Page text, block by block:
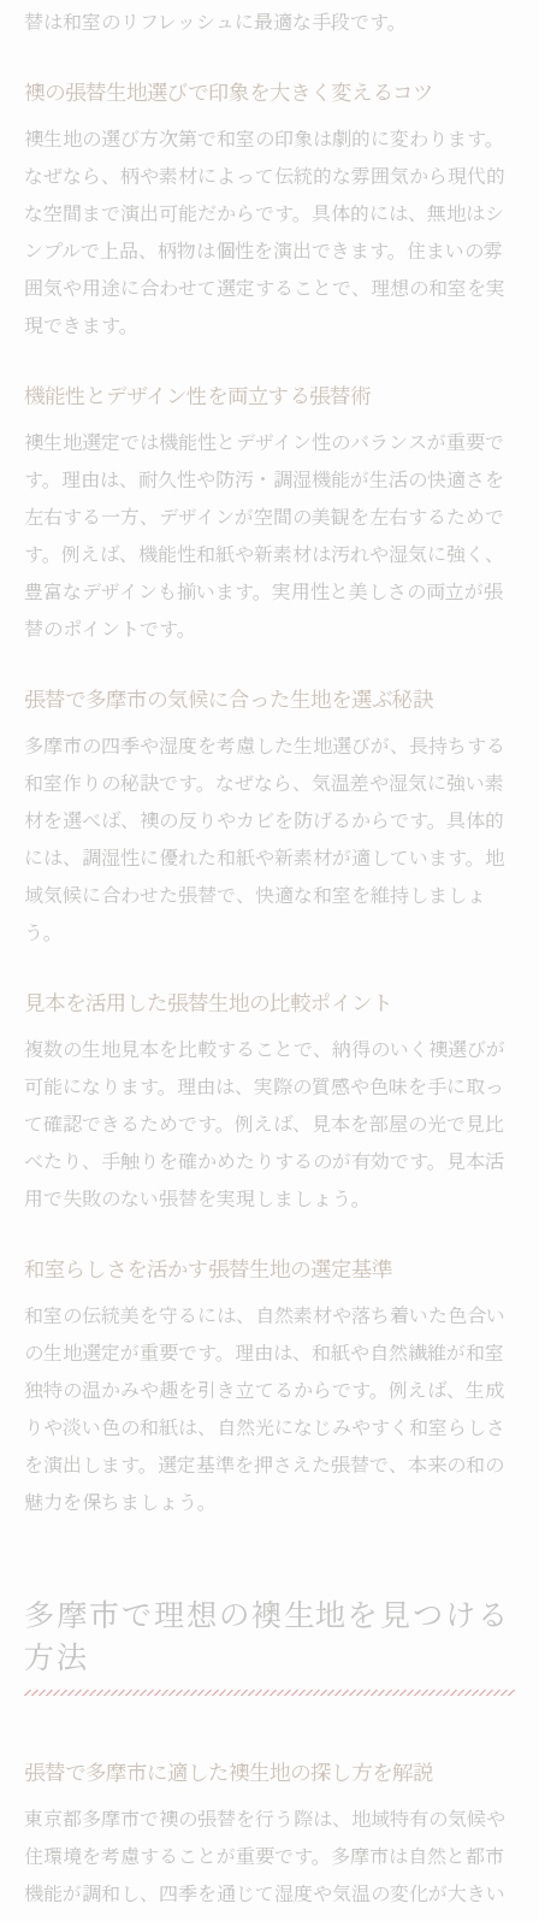
多摩市の気候を考慮した張替生地の選定法
張替に適した襖生地の特徴とは何か
張替で重視すべき襖生地の耐久性と機能性
和室に映える張替生地の風合いや質感の違
い
多摩市の暮らしに合う張替生地の特徴を紹
介
ト
伝統と新素材の張替生地を比較するポイン
張替で人気の高い襖生地の特長を解説
暮らしに合う襖生地を選ぶための秘訣
張替で家族構成に合った襖生地を選ぶコツ
ペットや子供がいても安心な張替生地の選
ライフスタイル別の張替生地選びのポイン
ト
和室を活かす張替生地の活用方法を解説
張替で暮らしやすさを高める生地選定の工
夫
実用性と美観を両立する張替生地の選び方
張替で傷や汚れに強い襖生地を選ぶ基準
アレルギー対策にも役立つ張替生地の工夫
安全性重視の張替生地で和室を快適に保つ
子供部屋やペット対応の張替生地を紹介
張替で長持ちする安心素材の選び方
家族みんなが安心できる張替生地の選定法
多摩市で人気の張替生地を使った実例紹介
失敗しない張替のための体験談から学ぶコ
ツ
張替による和室の変化と満足度の実際
専門家の張替体験談に学ぶ選定ポイント
張替で選べる和紙と新素材のメリット比較
る
張替生地の素材別に見る耐久性と手入れ法
和紙、織物、新素材の張替選定ポイント
素材ごとの張替生地を選ぶ際の注意点
替は和室のリフレッシュに最適な手段です。
襖の張替生地選びで印象を大きく変えるコツ
襖生地の選び方次第で和室の印象は劇的に変わります。
なぜなら、柄や素材によって伝統的な雰囲気から現代的
な空間まで演出可能だからです。具体的には、無地はシ
ンプルで上品、柄物は個性を演出できます。住まいの雰
囲気や用途に合わせて選定することで、理想の和室を実
現できます。
機能性とデザイン性を両立する張替術
襖生地選定では機能性とデザイン性のバランスが重要で
す。理由は、耐久性や防汚・調湿機能が生活の快適さを
左右する一方、デザインが空間の美観を左右するためで
す。例えば、機能性和紙や新素材は汚れや湿気に強く、
豊富なデザインも揃います。実用性と美しさの両立が張
替のポイントです。
張替で多摩市の気候に合った生地を選ぶ秘訣
多摩市の四季や湿度を考慮した生地選びが、長持ちする
和室作りの秘訣です。なぜなら、気温差や湿気に強い素
材を選べば、襖の反りやカビを防げるからです。具体的
には、調湿性に優れた和紙や新素材が適しています。地
域気候に合わせた張替で、快適な和室を維持しましょ
う。
見本を活用した張替生地の比較ポイント
複数の生地見本を比較することで、納得のいく襖選びが
可能になります。理由は、実際の質感や色味を手に取っ
て確認できるためです。例えば、見本を部屋の光で見比
べたり、手触りを確かめたりするのが有効です。見本活
用で失敗のない張替を実現しましょう。
和室らしさを活かす張替生地の選定基準
和室の伝統美を守るには、自然素材や落ち着いた色合い
の生地選定が重要です。理由は、和紙や自然繊維が和室
独特の温かみや趣を引き立てるからです。例えば、生成
りや淡い色の和紙は、自然光になじみやすく和室らしさ
を演出します。選定基準を押さえた張替で、本来の和の
魅力を保ちましょう。
多摩市で理想の襖生地を見つける
方法
張替で多摩市に適した襖生地の探し方を解説
東京都多摩市で襖の張替を行う際は、地域特有の気候や
住環境を考慮することが重要です。多摩市は自然と都市
機能が調和し、四季を通じて湿度や気温の変化が大きい